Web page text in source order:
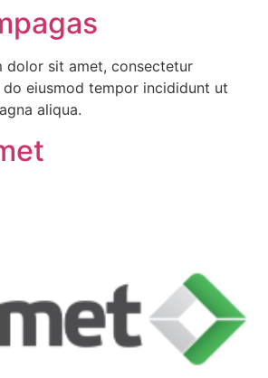
dolor sit amet, consectetur
eiusmod tempor incididunt ut
aliqua.